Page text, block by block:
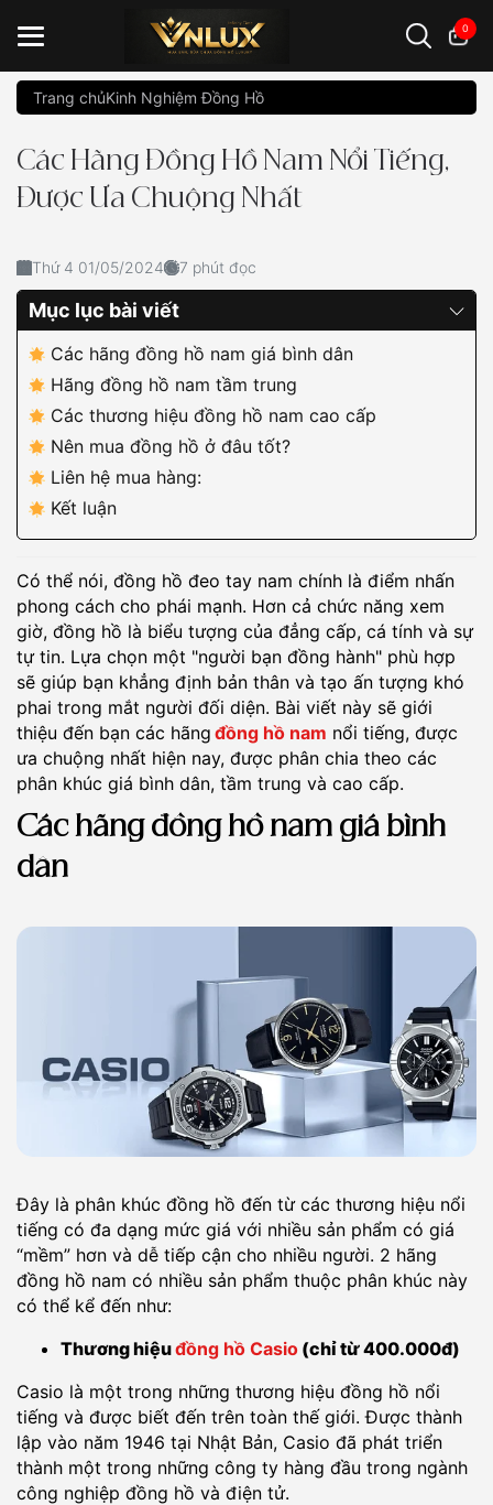
0
Đồng hồ casio đồng hồ G-Shock đồng hồ Orient ...
Trang chủKinh Nghiệm Đồng Hồ
Các Hãng Đồng Hồ Nam Nổi Tiếng,
Được Ưa Chuộng Nhất
Thứ 4 01/05/2024 7 phút đọc
Mục lục bài viết
Các hãng đồng hồ nam giá bình dân
Hãng đồng hồ nam tầm trung
Các thương hiệu đồng hồ nam cao cấp
Nên mua đồng hồ ở đâu tốt?
Liên hệ mua hàng:
Kết luận
Có thể nói, đồng hồ đeo tay nam chính là điểm nhấn
phong cách cho phái mạnh. Hơn cả chức năng xem
giờ, đồng hồ là biểu tượng của đẳng cấp, cá tính và sự
tự tin. Lựa chọn một "người bạn đồng hành" phù hợp
sẽ giúp bạn khẳng định bản thân và tạo ấn tượng khó
phai trong mắt người đối diện. Bài viết này sẽ giới
thiệu đến bạn các hãng đồng hồ nam nổi tiếng, được
ưa chuộng nhất hiện nay, được phân chia theo các
phân khúc giá bình dân, tầm trung và cao cấp.
Các hãng đồng hồ nam giá bình
dân
Đây là phân khúc đồng hồ đến từ các thương hiệu nổi
tiếng có đa dạng mức giá với nhiều sản phẩm có giá
“mềm” hơn và dễ tiếp cận cho nhiều người. 2 hãng
đồng hồ nam có nhiều sản phẩm thuộc phân khúc này
có thể kể đến như:
Thương hiệuđồng hồ Casio (chỉ từ 400.000đ)
Casio là một trong những thương hiệu đồng hồ nổi
tiếng và được biết đến trên toàn thế giới. Được thành
lập vào năm 1946 tại Nhật Bản, Casio đã phát triển
thành một trong những công ty hàng đầu trong ngành
công nghiệp đồng hồ và điện tử.